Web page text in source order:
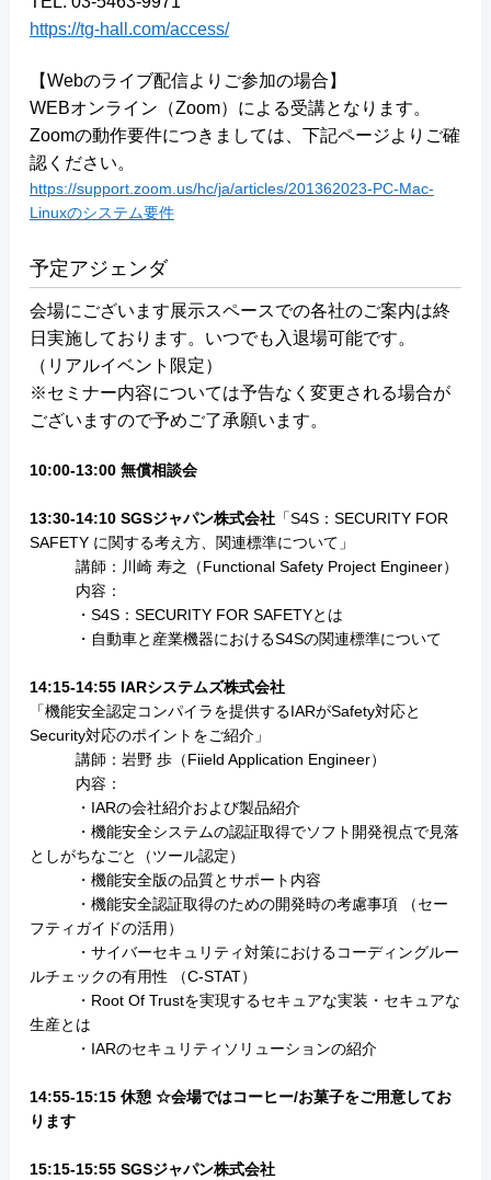
https://tg-hall.com/access/
【Webのライブ配信よりご参加の場合】
WEBオンライン（Zoom）による受講となります。
Zoomの動作要件につきましては、下記ページよりご確
認ください。
https://support.zoom.us/hc/ja/articles/201362023-PC-Mac-
Linuxのシステム要件
予定アジェンダ
会場にございます展示スペースでの各社のご案内は終
日実施しております。いつでも入退場可能です。
（リアルイベント限定）
※セミナー内容については予告なく変更される場合が
ございますので予めご了承願います。
10:00-13:00 無償相談会
13:30-14:10 SGSジャパン株式会社「S4S：SECURITY FOR
SAFETY に関する考え方、関連標準について」
講師：川崎 寿之（Functional Safety Project Engineer）
内容：
・S4S：SECURITY FOR SAFETYとは
・自動車と産業機器におけるS4Sの関連標準について
14:15-14:55 IARシステムズ株式会社
「機能安全認定コンパイラを提供するIARがSafety対応と
Security対応のポイントをご紹介」
講師：岩野 歩（Fiield Application Engineer）
内容：
・IARの会社紹介および製品紹介
・機能安全システムの認証取得でソフト開発視点で見落
としがちなごと（ツール認定）
・機能安全版の品質とサポート内容
・機能安全認証取得のための開発時の考慮事項 （セー
フティガイドの活用）
・サイバーセキュリティ対策におけるコーディングルー
ルチェックの有用性 （C-STAT）
・Root Of Trustを実現するセキュアな実装・セキュアな
生産とは
・IARのセキュリティソリューションの紹介
14:55-15:15 休憩 ☆会場ではコーヒー/お菓子をご用意してお
ります
15:15-15:55 SGSジャパン株式会社